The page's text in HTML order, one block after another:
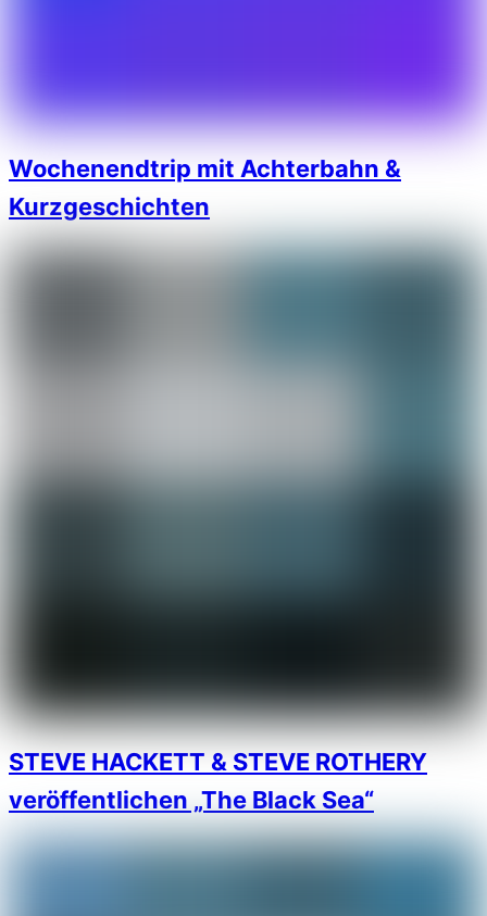
Wochenendtrip mit Achterbahn &
Kurzgeschichten
STEVE HACKETT & STEVE ROTHERY
veröffentlichen „The Black Sea“